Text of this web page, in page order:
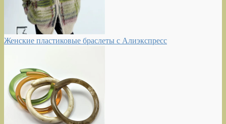
Женские пластиковые браслеты с Алиэкспресс